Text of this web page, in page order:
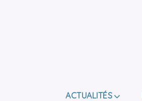
ACTUALITÉS